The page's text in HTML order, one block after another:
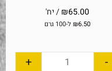
₪65.00 / יח'
₪6.50 ל-100 גרם
-
+